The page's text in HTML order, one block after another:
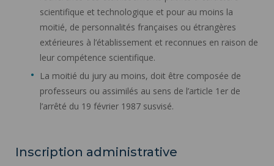
scientifique et technologique et pour au moins la
moitié, de personnalités françaises ou étrangères
extérieures à l’établissement et reconnues en raison de
leur compétence scientifique.
La moitié du jury au moins, doit être composée de
professeurs ou assimilés au sens de l’article 1er de
l’arrêté du 19 février 1987 susvisé.
Inscription administrative